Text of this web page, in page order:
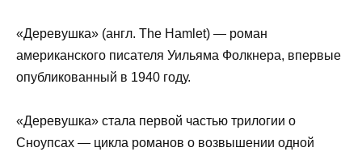
«Деревушка» (англ. The Hamlet) — роман
американского писателя Уильяма Фолкнера, впервые
опубликованный в 1940 году.
«Деревушка» стала первой частью трилогии о
Сноупсах — цикла романов о возвышении одной